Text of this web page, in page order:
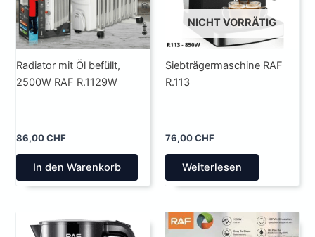
Radiator mit Öl befüllt,
2500W RAF R.1129W
86,00CHF
In den Warenkorb
NICHT VORRÄTIG
Siebträgermaschine RAF
R.113
76,00CHF
Weiterlesen